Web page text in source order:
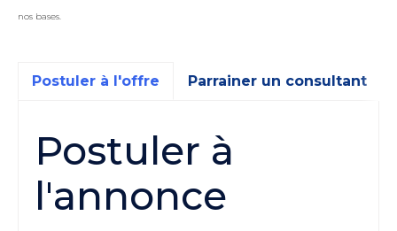
nos bases.
Postuler à l'offre Parrainer un consultant
Postuler à
l'annonce